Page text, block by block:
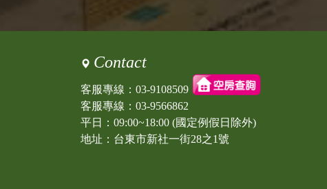
Contact
客服專線： 03-9108509
客服專線： 03-9566862
平日：09:00~18:00 (國定例假日除外)
地址：台東市新社一街28之1號